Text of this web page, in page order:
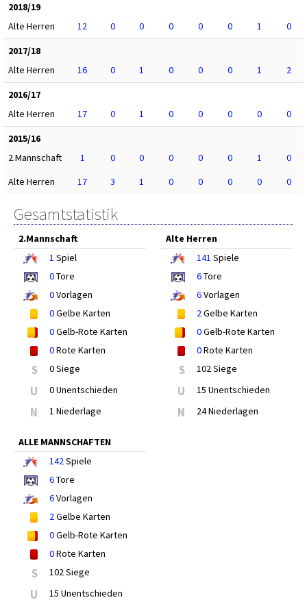
2018/19
Alte Herren
12 0 0 0 0 0 1
0
2017/18
Alte Herren
16 0 1 0 0 0 1
2
2016/17
Alte Herren
17 0 1 0 0 0 0
0
2015/16
2.Mannschaft
1 0 0 0 0 0 1
0
Alte Herren
17 3 1 0 0 0 0 0
Gesamtstatistik
2.Mannschaft
1 Spiel
0Tore
0Vorlagen
0Gelbe Karten
0Gelb-Rote Karten
0Rote Karten
S 0 Siege
U 0 Unentschieden
N 1 Niederlage
Alte Herren
141 Spiele
6Tore
6Vorlagen
2Gelbe Karten
0Gelb-Rote Karten
0Rote Karten
S 102 Siege
U 15 Unentschieden
N 24 Niederlagen
ALLE MANNSCHAFTEN
142Spiele
6Tore
6Vorlagen
2Gelbe Karten
0Gelb-Rote Karten
0Rote Karten
S 102 Siege
U 15 Unentschieden